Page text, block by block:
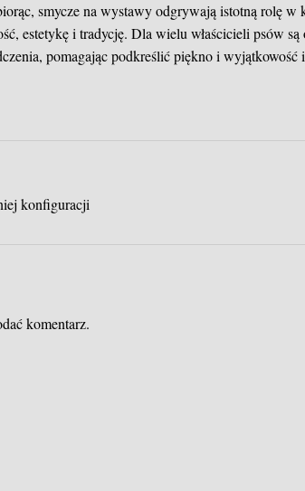
smycze na wystawy odgrywają istotną rolę w
estetykę i tradycję. Dla wielu właścicieli psów są
pomagając podkreślić piękno i wyjątkowość
konfiguracji
komentarz.